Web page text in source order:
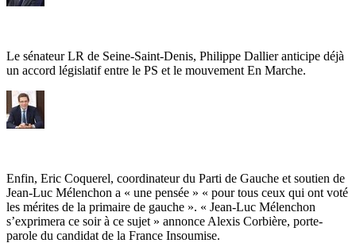
Le sénateur LR de Seine-Saint-Denis, Philippe Dallier anticipe déjà
un accord législatif entre le PS et le mouvement En Marche.
Enfin, Eric Coquerel, coordinateur du Parti de Gauche et soutien de
Jean-Luc Mélenchon a « une pensée » « pour tous ceux qui ont voté
les mérites de la primaire de gauche ». « Jean-Luc Mélenchon
s’exprimera ce soir à ce sujet » annonce Alexis Corbière, porte-
parole du candidat de la France Insoumise.